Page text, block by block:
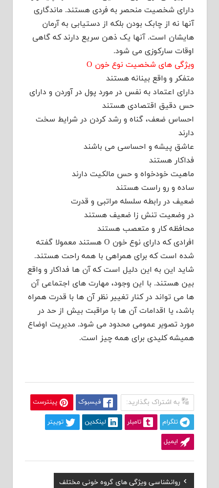
دارای شخصیت منحصر به فردی هستند. ماندگاری
آنها نه از چابک بودن بلکه از دستیابی به آرمان
هایشان است. آنها یک ذهن سریع دارند که گاهی
اوقات سارکوزی می شود.
ویژگی های شخصیت نوع خون O
متفکر و واقع بینانه هستند
دارای اعتماد به نفس در مورد پول در آوردن و دارای
حس دقیق اقتصادی هستند
احساس ضعف، گناه و رشد کردن در شرایط سخت
دارند
عاشق پیشه و احساسی می باشند
فداکار هستند
ماهیت خودخواه و حس مالکیت دارند
ساده و رو راست هستند
ضعیف در رابطه سلسله مراتبی و قدرت
در وضعیت تنش زا ضعیف هستند
محافظه کار و متعصب هستند
افرادی که دارای نوع خون O هستند معمولا گفته
شده است که برای همراهی با همه راحت هستند.
شاید این به این دلیل است که آن ها فداکار و واقع
بین هستند. با این وجود، مهارت های اجتماعی آن
ها می تواند در کنار تغییر نظر آن ها با قدرت همراه
باشد، یا اقدامات آن ها با مراقبت بیش از حد در
مورد تصویر عمومی محدود می شود. مديريت اوضاع
همیشه کليدی برای همه چیز است.
به اشتراک بگذارید: فیسبوک پینترست
تلگرام تامبلر لینکدین توییتر
ایمیل
Previous
روانشناسی ویژگی های گروه خونی مختلف